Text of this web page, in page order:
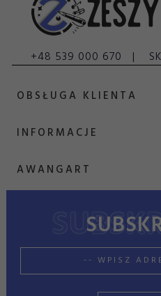
+48 539 000 670
OBSŁUGA KLIENTA
INFORMACJE
AWANGART
sklep@zeszytowiec.pl